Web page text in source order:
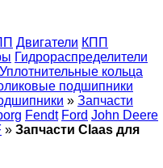
Двигатели КПП
Гидрораспределители
Уплотнительные кольца
подшипники
» Запчасти
Fendt Ford John Deere
» Запчасти Claas для